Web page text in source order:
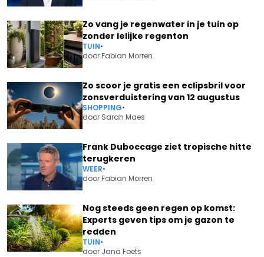
Zo vang je regenwater in je tuin op
zonder lelijke regenton
TUIN•
doorFabian Morren
Zo scoor je gratis een eclipsbril voor
zonsverduistering van 12 augustus
SHOPPING•
door Sarah Maes
Frank Duboccage ziet tropische hitte
terugkeren
WEER•
doorFabian Morren
Nog steeds geen regen op komst:
Experts geven tips om je gazon te
redden
TUIN•
door Jana Foets